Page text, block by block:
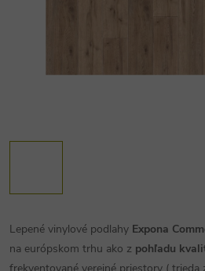
Lepené vinylové podlahy Expona
na európskom trhu ako z pohľadu
frekventované verejné priestory ( trieda